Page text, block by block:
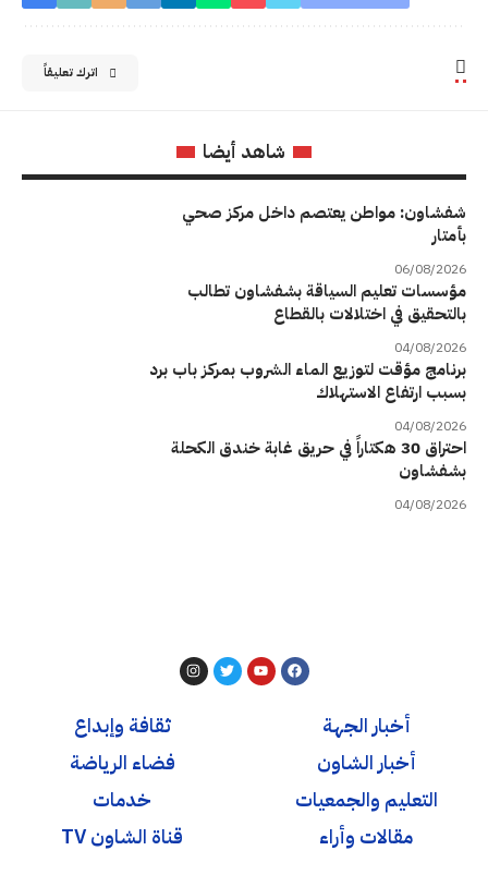
اترك تعليقاً
شاهد أيضا
شفشاون: مواطن يعتصم داخل مركز صحي
بأمتار
06/08/2026
مؤسسات تعليم السياقة بشفشاون تطالب
بالتحقيق في اختلالات بالقطاع
04/08/2026
برنامج مؤقت لتوزيع الماء الشروب بمركز باب برد
بسبب ارتفاع الاستهلاك
04/08/2026
احتراق 30 هكتاراً في حريق غابة خندق الكحلة
بشفشاون
04/08/2026
أخبار الجهة
أخبار الشاون
التعليم والجمعيات
مقالات وأراء
ثقافة وإبداع
فضاء الرياضة
خدمات
قناة الشاون TV